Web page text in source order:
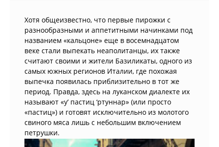
Хотя общеизвестно, что первые пирожки с
разнообразными и аппетитными начинками под
названием «кальцоне» еще в восемнадцатом
веке стали выпекать неаполитанцы, их также
считают своими и жители Базиликаты, одного из
самых южных регионов Италии, где похожая
выпечка появилась приблизительно в тот же
период. Правда, здесь на луканском диалекте их
называют «у’ пастиц ‘ртуннар» (или просто
«пастиц») и готовят исключительно из молотого
свиного мяса лишь с небольшим включением
петрушки.